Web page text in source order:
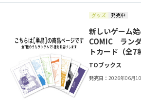
グッズ 発売中
新しいゲーム
COMIC ラン
トカード（全7
TOブックス
発売日：2026年06月